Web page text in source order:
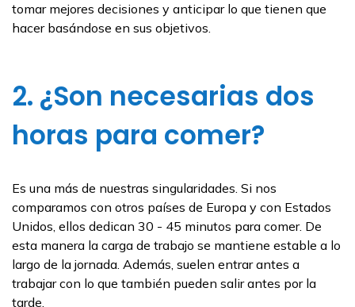
tomar mejores decisiones y anticipar lo que tienen que
hacer basándose en sus objetivos.
2. ¿Son necesarias dos
horas para comer?
Es una más de nuestras singularidades. Si nos
comparamos con otros países de Europa y con Estados
Unidos, ellos dedican 30 - 45 minutos para comer. De
esta manera la carga de trabajo se mantiene estable a lo
largo de la jornada. Además, suelen entrar antes a
trabajar con lo que también pueden salir antes por la
tarde.